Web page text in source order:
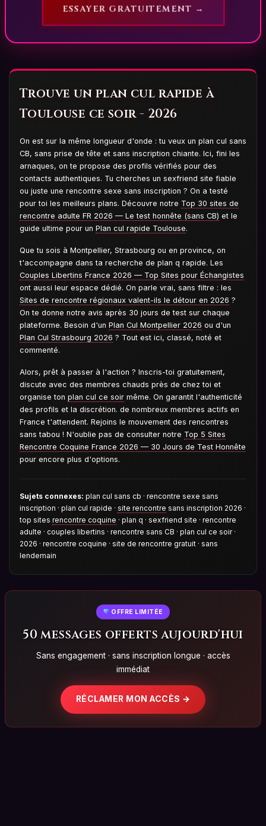
ESSAYER GRATUITEMENT →
Trouve un plan cul rapide à
Toulouse ce soir - 2026
On est sur la même longueur d'onde : tu veux un plan cul sans
CB, sans prise de tête et sans inscription chiante. Ici, fini les
arnaques, on te propose des profils vérifiés pour des
contacts authentiques. Tu cherches un sexfriend site fiable
ou juste une rencontre sexe sans inscription ? On a testé
pour toi les meilleurs plans. Découvre notre Top 30 sites de
rencontre adulte FR 2026 — Le test honnête (sans CB) et le
guide ultime pour un Plan cul rapide Toulouse.
Que tu sois à Montpellier, Strasbourg ou en province, on
t'accompagne dans ta recherche de plan q rapide. Les
Couples Libertins France 2026 — Top Sites pour Échangistes
ont aussi leur espace dédié. On parle vrai, sans filtre : les
Sites de rencontre régionaux valent-ils le détour en 2026 ?
On te donne notre avis après 30 jours de test sur chaque
plateforme. Besoin d'un Plan Cul Montpellier 2026 ou d'un
Plan Cul Strasbourg 2026 ? Tout est ici, classé, noté et
commenté.
Alors, prêt à passer à l'action ? Inscris-toi gratuitement,
discute avec des membres chauds près de chez toi et
organise ton plan cul ce soirmême. On garantit l'authenticité
des profils et la discrétion. de nombreux membres actifs en
France t'attendent. Rejoins le mouvement des rencontres
sans tabou ! N'oublie pas de consulter notre Top 5 Sites
Rencontre Coquine France 2026 — 30 Jours de Test Honnête
pour encore plus d'options.
Sujets connexes: plan cul sans cb · rencontre sexe sans
inscription · plan cul rapide · site rencontre sans inscription 2026 ·
top sites rencontre coquine · plan q · sexfriend site · rencontre
adulte · couples libertins · rencontre sans CB · plan cul ce soir ·
2026 · rencontre coquine · site de rencontre gratuit · sans
lendemain
OFFRE LIMITÉE
50 messages offerts aujourd'hui
Sans engagement · sans inscription longue · accès
immédiat
RÉCLAMER MON ACCÈS →